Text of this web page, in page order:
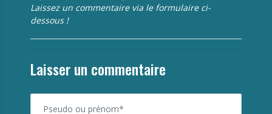
Laissez un commentaire via le formulaire ci-
dessous !
Laisser un commentaire